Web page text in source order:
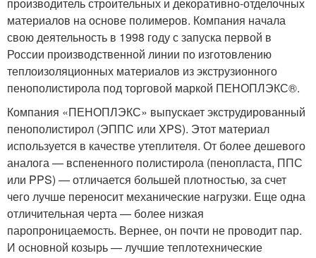
материалов на основе полимеров. Компания начала
свою деятельность в 1998 году с запуска первой в
России производственной линии по изготовлению
теплоизоляционных материалов из экструзионного
пенополистирола под торговой маркой ПЕНОПЛЭКС®.
Компания «ПЕНОПЛЭКС» выпускает экструдированный
пенополистирол (ЭППС или XPS). Этот материал
используется в качестве утеплителя. От более дешевого
аналога — вспененного полистирола (пенопласта, ППС
или PPS) — отличается большей плотностью, за счет
чего лучше переносит механические нагрузки. Еще одна
отличительная черта — более низкая
паропроницаемость. Вернее, он почти не проводит пар.
И основной козырь — лучшие теплотехнические